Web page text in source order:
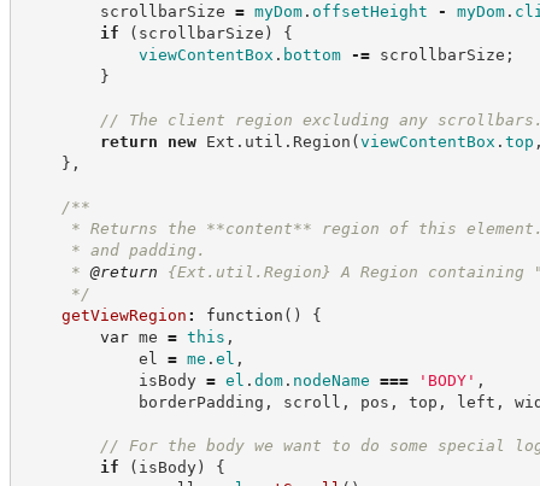
scrollbarSize = myDom. offsetHeight - myDom.
if
( scrollbarSize )
{
viewContentBox . bottom -= scrollbarSize ;
}
// The client region excluding any
return
new Ext . util . Region (viewContentBox . top
} ,
/**
* Returns the **content** region of this element.
* and padding.
* @return {Ext.util.Region}
A Region
*/
getViewRegion : function ( )
{
var me = this ,
el = me . el ,
isBody = el . dom. nodeName === ' BODY' ,
borderPadding , scroll , pos , top , left ,
// For the body we want to do some special
if
( isBody)
{